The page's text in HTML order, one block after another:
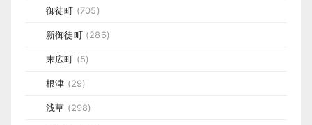
御徒町 (705)
新御徒町(286)
末広町 (5)
根津 (29)
浅草 (298)